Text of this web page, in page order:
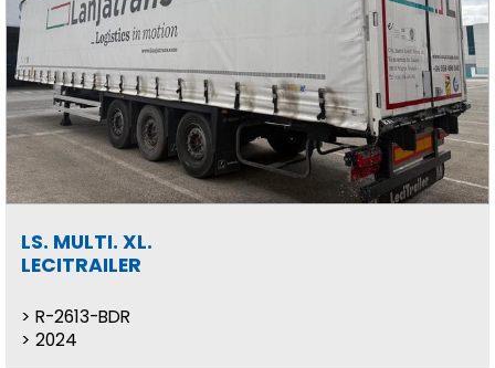
LS. MULTI. XL.
LECITRAILER
R-2613-BDR
2024